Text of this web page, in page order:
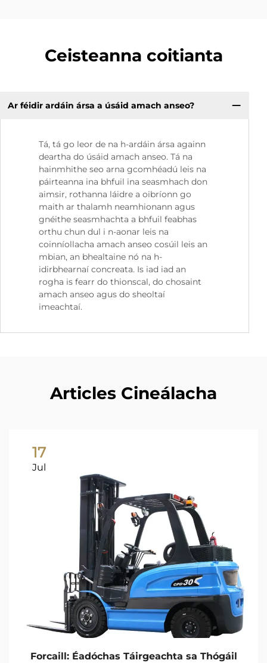
Ceisteanna coitianta
Ar féidir ardáin ársa a úsáid amach anseo?
Tá, tá go leor de na h-ardáin ársa againn
deartha do úsáid amach anseo. Tá na
hainmhithe seo arna gcomhéadú leis na
páirteanna ina bhfuil ina seasmhach don
aimsir, rothanna láidre a oibríonn go
maith ar thalamh neamhionann agus
gnéithe seasmhachta a bhfuil feabhas
orthu chun dul i n-aonar leis na
coinníollacha amach anseo cosúil leis an
mbian, an bhealtaine nó na h-
idirbhearnaí concreata. Is iad iad an
rogha is fearr do thionscal, do chosaint
amach anseo agus do sheoltaí
imeachtaí.
Articles Cineálacha
17
Jul
Forcaill: Éadóchas Táirgeachta sa Thógáil